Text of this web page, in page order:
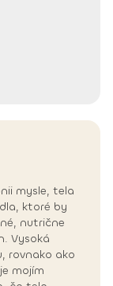
mysle, tela
ktoré by
nutrične
Vysoká
rovnako ako
mojím